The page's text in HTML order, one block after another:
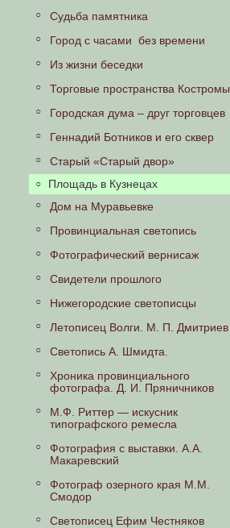
Судьба памятника
Город с часами без времени
Из жизни беседки
Торговые пространства Костромы
Городская дума – друг торговцев
Геннадий Ботников и его сквер
Старый «Старый двор»
Площадь в Кузнецах
Дом на Муравьевке
Провинциальная светопись
Фотографический вернисаж
Свидетели прошлого
Нижегородские светописцы
Летописец Волги. М. П. Дмитриев
Светопись А. Шмидта.
Хроника провинциального
фотографа. Д. И. Пряничников
М.Ф. Риттер — искусник
типографского ремесла
Фотография с выставки. А.А.
Макаревский
Фотограф озерного края М.М.
Смодор
Светописец Ефим Честняков